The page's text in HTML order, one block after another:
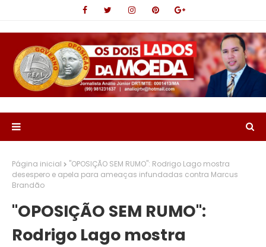
Página inicial
"OPOSIÇÃO SEM RUMO": Rodrigo Lago mostra
desespero e apela para ameaças infundadas contra Marcus
Brandão
"OPOSIÇÃO SEM RUMO":
Rodrigo Lago mostra